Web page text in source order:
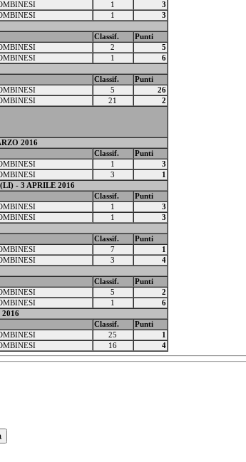
1
3
1
3
Classif.
Punti
2
5
1
6
Classif.
Punti
5
26
21 2
2016
Classif.
Punti
1
3
3
1
- 3 APRILE 2016
Classif.
Punti
1
3
1
3
Classif.
Punti
7
1
3
4
Classif.
Punti
5
2
1
6
2016
Classif.
Punti
25
1
16 4